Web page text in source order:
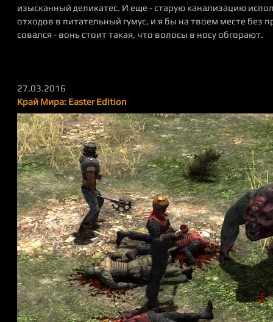
изысканный деликатес. И еще - старую канализацию
отходов в питательный гумус, и я бы на твоем месте без
совался - вонь стоит такая, что волосы в носу обгорают.
27.03.2016
Край Мира: Easter Edition